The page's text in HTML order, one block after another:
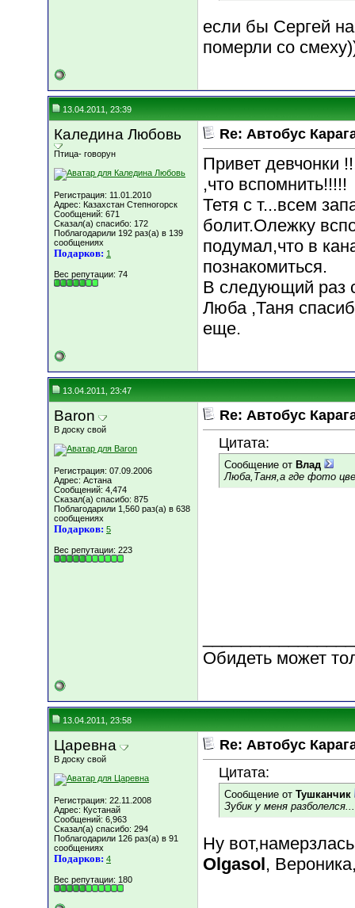
если бы Сергей
померли со
13.04.2011, 23:39
Каледина Любовь
Птица- говорун
Регистрация: 11.01.2010
Адрес: Казахстан Степногорск
Сообщений: 671
Сказал(а) спасибо: 172
Поблагодарили 192 раз(а) в 139
сообщениях
Подарков: 1
Вес репутации: 74
Re: Автобус
Привет девчонки
,что вспомнить!!!!!
Тетя с т...всем
болит.Олежку
подумал,что в
познакомиться.
В следующий раз
Люба ,Таня
еще.
13.04.2011, 23:47
Baron
В доску свой
Регистрация: 07.09.2006
Адрес: Астана
Сообщений: 4,474
Сказал(а) спасибо: 875
Поблагодарили 1,560 раз(а) в 638
сообщениях
Подарков: 5
Вес репутации: 223
Re: Автобус
Цитата:
Сообщение от Влад
Люба,Таня,а где фото
Обидеть может
13.04.2011, 23:58
Царевна
В доску свой
Регистрация: 22.11.2008
Адрес: Кустанай
Сообщений: 6,963
Сказал(а) спасибо: 294
Поблагодарили 126 раз(а) в 91
сообщениях
Подарков: 4
Вес репутации: 180
Re: Автобус
Цитата:
Сообщение от Тушканчик
Зубик у меня
Ну
Olgasol ,